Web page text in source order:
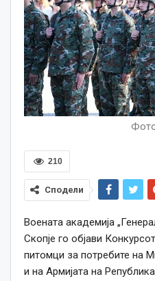
210
Сподели
Воената академија
Скопје го објави
питомци за потребите на
и на Армијата на